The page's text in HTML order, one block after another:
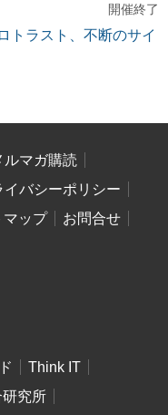
開催終了
トラスト、不断のサイ
ルマガ購読
イバシーポリシー
マップ
お問合せ
Think IT
究所